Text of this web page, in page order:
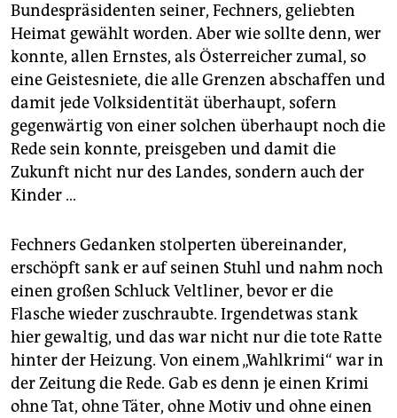
Bundespräsidenten seiner, Fechners, geliebten
Heimat gewählt worden. Aber wie sollte denn, wer
konnte, allen Ernstes, als Österreicher zumal, so
eine Geistesniete, die alle Grenzen abschaffen und
damit jede Volksidentität überhaupt, sofern
gegenwärtig von einer solchen überhaupt noch die
Rede sein konnte, preisgeben und damit die
Zukunft nicht nur des Landes, sondern auch der
Kinder …
Fechners Gedanken stolperten übereinander,
erschöpft sank er auf seinen Stuhl und nahm noch
einen großen Schluck Veltliner, bevor er die
Flasche wieder zuschraubte. Irgendetwas stank
hier gewaltig, und das war nicht nur die tote Ratte
hinter der Heizung. Von einem „Wahlkrimi“ war in
der Zeitung die Rede. Gab es denn je einen Krimi
ohne Tat, ohne Täter, ohne Motiv und ohne einen